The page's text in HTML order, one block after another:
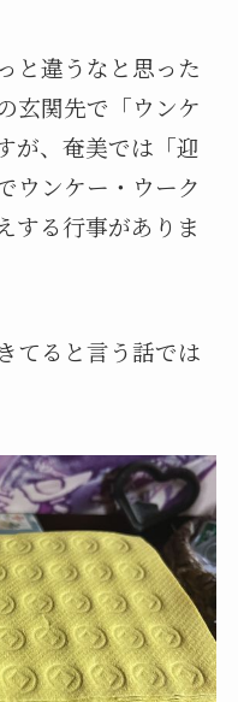
と違うなと思った
玄関先で「ウンケ
が、奄美では「迎
ウンケー・ウーク
する行事がありま
てると言う話では